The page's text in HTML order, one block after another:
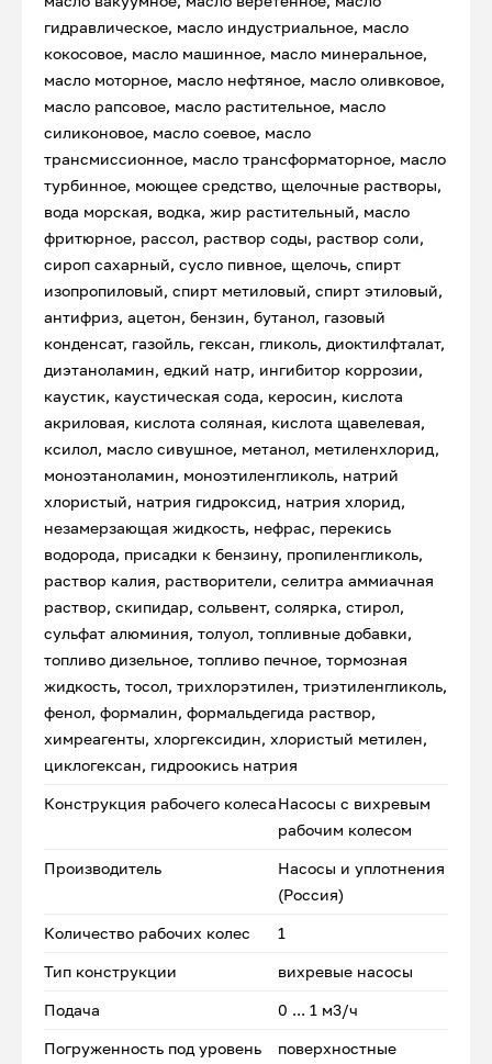
гидравлическое, масло индустриальное, масло
кокосовое, масло машинное, масло минеральное,
масло моторное, масло нефтяное, масло оливковое,
масло рапсовое, масло растительное, масло
силиконовое, масло соевое, масло
трансмиссионное, масло трансформаторное, масло
турбинное, моющее средство, щелочные растворы,
вода морская, водка, жир растительный, масло
фритюрное, рассол, раствор соды, раствор соли,
сироп сахарный, сусло пивное, щелочь, спирт
изопропиловый, спирт метиловый, спирт этиловый,
антифриз, ацетон, бензин, бутанол, газовый
конденсат, газойль, гексан, гликоль, диоктилфталат,
диэтаноламин, едкий натр, ингибитор коррозии,
каустик, каустическая сода, керосин, кислота
акриловая, кислота соляная, кислота щавелевая,
ксилол, масло сивушное, метанол, метиленхлорид,
моноэтаноламин, моноэтиленгликоль, натрий
хлористый, натрия гидроксид, натрия хлорид,
незамерзающая жидкость, нефрас, перекись
водорода, присадки к бензину, пропиленгликоль,
раствор калия, растворители, селитра аммиачная
раствор, скипидар, сольвент, солярка, стирол,
сульфат алюминия, толуол, топливные добавки,
топливо дизельное, топливо печное, тормозная
жидкость, тосол, трихлорэтилен, триэтиленгликоль,
фенол, формалин, формальдегида раствор,
химреагенты, хлоргексидин, хлористый метилен,
циклогексан, гидроокись натрия
Конструкция рабочего колесаНасосы с вихревым
рабочим колесом
Производитель
Насосы и уплотнения
(Россия)
Количество рабочих колес 1
Тип конструкции вихревые насосы
Подача 0 ... 1 м3/ч
Погруженность под уровень
поверхностные